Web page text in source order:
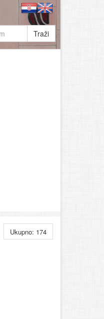
Traži
Ukupno: 174